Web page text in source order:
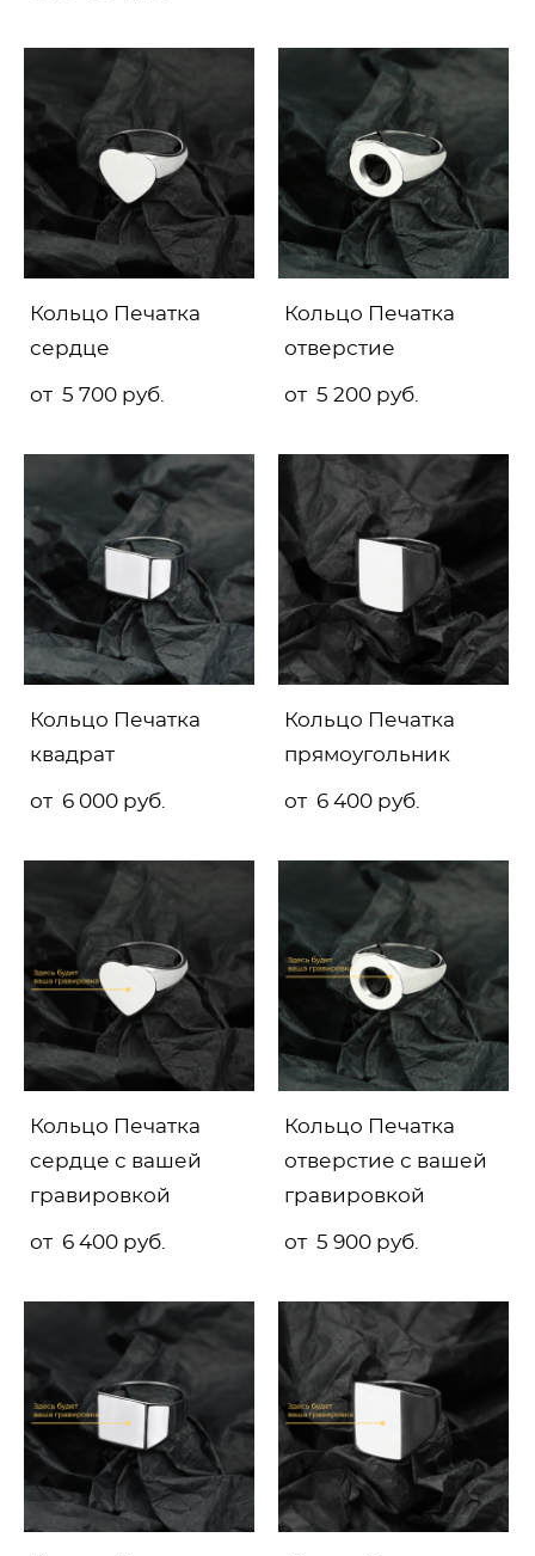
Кольцо Печатка
сердце
от 5 700 pуб.
Кольцо Печатка
отверстие
от 5 200 pуб.
Кольцо Печатка
квадрат
от 6 000 pуб.
Кольцо Печатка
прямоугольник
от 6 400 pуб.
Кольцо Печатка
сердце с вашей
гравировкой
от 6 400 pуб.
Кольцо Печатка
отверстие с вашей
гравировкой
от 5 900 pуб.